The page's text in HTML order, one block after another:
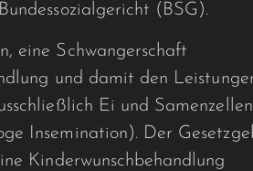
(BSG).
eine Schwangerschaft
und damit den
Ei­ und
Insemi­nation). Der
Kinderwunschbehand­lung